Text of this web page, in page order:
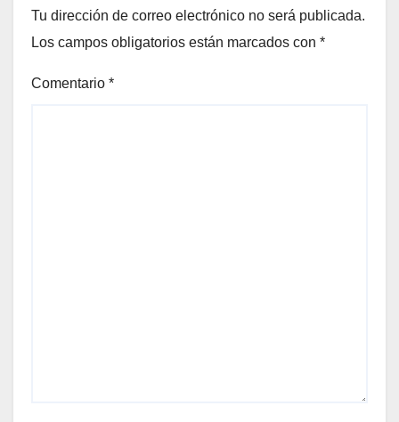
Tu dirección de correo electrónico no será publicada.
Los campos obligatorios están marcados con *
Comentario *